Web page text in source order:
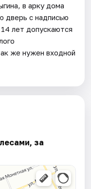
в арку дома
дверь с надписью
лет допускаются
же нужен входной
за